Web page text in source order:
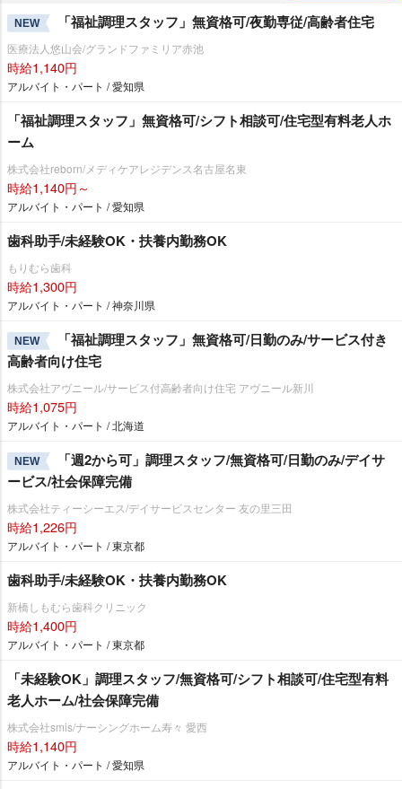
NEW 「福祉調理スタッフ」無資格可/夜勤専従/高齢者住宅
医療法人悠山会/グランドファミリア赤池
時給1,140円
アルバイト・パート / 愛知県
「福祉調理スタッフ」無資格可/シフト相談可/住宅型有料老人ホ
ーム
株式会社reborn/メディケアレジデンス名古屋名東
時給1,140円～
アルバイト・パート / 愛知県
歯科助手/未経験OK・扶養内勤務OK
もりむら歯科
時給1,300円
アルバイト・パート / 神奈川県
NEW
「福祉調理スタッフ」無資格可/日勤のみ/サービス付き
高齢者向け住宅
株式会社アヴニール/サービス付高齢者向け住宅 アヴニール新川
時給1,075円
アルバイト・パート / 北海道
NEW
「週2から可」調理スタッフ/無資格可/日勤のみ/デイサ
ービス/社会保障完備
株式会社ティーシーエス/デイサービスセンター 友の里三田
時給1,226円
アルバイト・パート / 東京都
歯科助手/未経験OK・扶養内勤務OK
新橋しもむら歯科クリニック
時給1,400円
アルバイト・パート / 東京都
「未経験OK」調理スタッフ/無資格可/シフト相談可/住宅型有料
老人ホーム/社会保障完備
株式会社smis/ナーシングホーム寿々 愛西
時給1,140円
アルバイト・パート / 愛知県